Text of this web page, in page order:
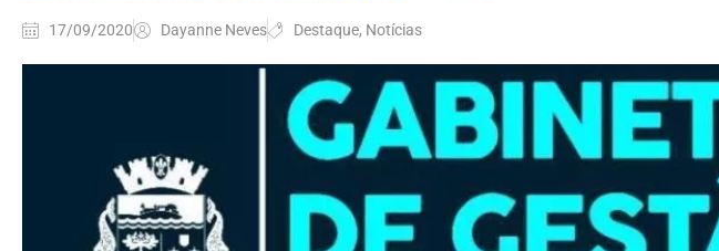
17/09/2020 Dayanne Neves Destaque, Notícias